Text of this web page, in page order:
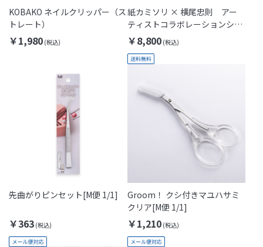
KOBAKO ネイルクリッパー（ス
トレート）
￥1,980
紙カミソリ × 横尾忠則 アー
ティストコラボレーションシリ
ーズ
￥8,800
先曲がりピンセット[M便 1/1]
￥363
Groom！ クシ付きマユハサミ
クリア[M便 1/1]
￥1,210